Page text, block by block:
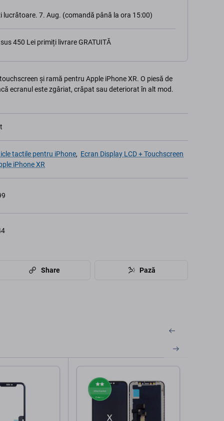
lucrătoare. 7. Aug. (comandă până la ora 15:00)
450 Lei primiți livrare GRATUITĂ
și ramă pentru Apple iPhone XR. O piesă de
ecranul este zgâriat, crăpat sau deteriorat în alt mod.
tactile pentru iPhone, Ecran Display LCD + Touchscreen
iPhone XR
Share Pază